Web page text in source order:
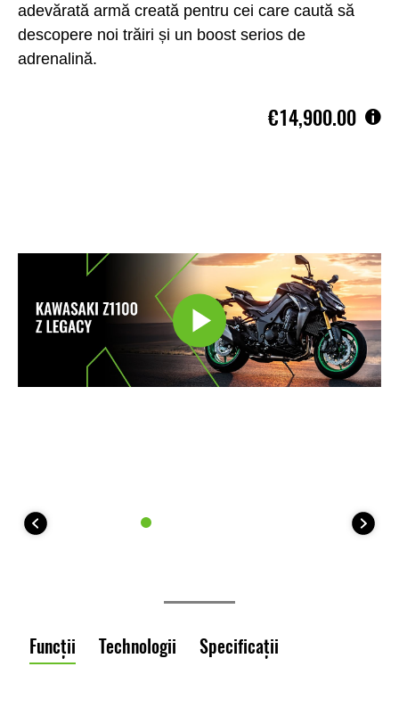
adevărată armă creată pentru cei care caută să
descopere noi trăiri și un boost serios de
adrenalină.
€14,900.00
Funcții Technologii Specificații